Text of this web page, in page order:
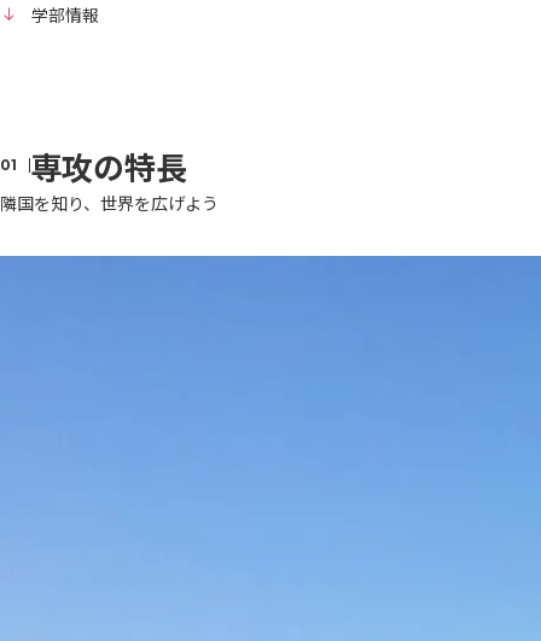
学部情報
専攻の特長
隣国を知り、世界を広げよう